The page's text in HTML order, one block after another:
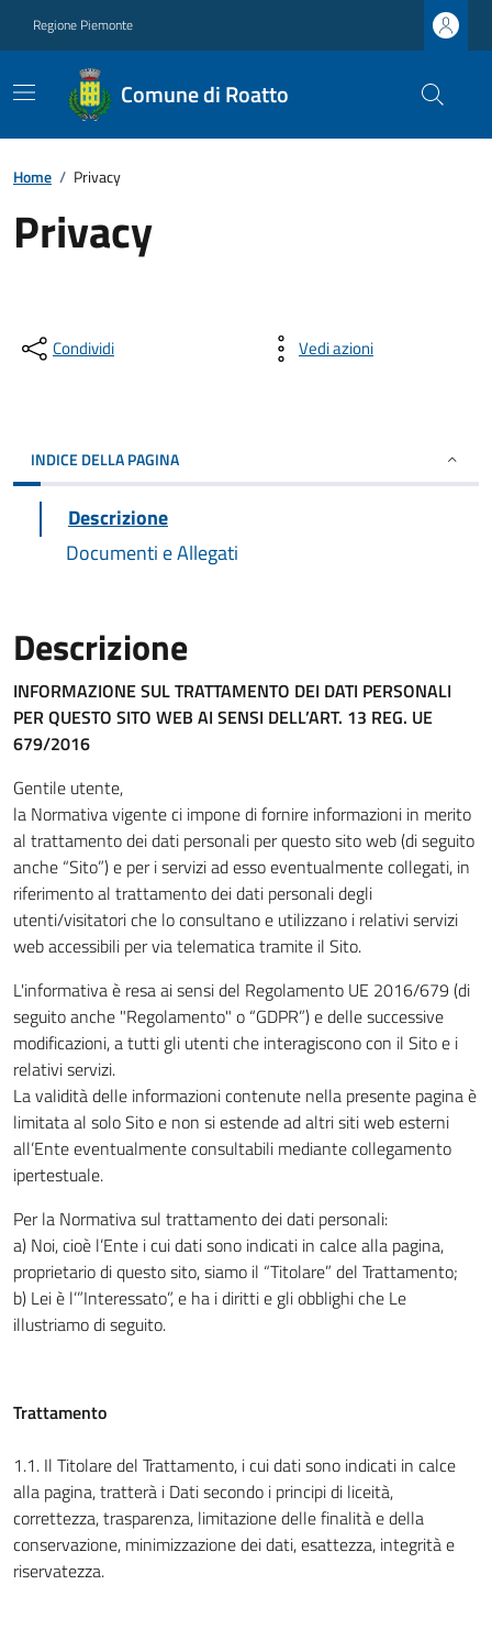
Regione Piemonte
Comune di Roatto
Home / Privacy
Privacy
Condividi Vedi azioni
INDICE DELLA PAGINA
Descrizione
Documenti e Allegati
Descrizione
INFORMAZIONE SUL TRATTAMENTO DEI DATI PERSONALI
PER QUESTO SITO WEB AI SENSI DELL’ART. 13 REG. UE
679/2016
Gentile utente,
la Normativa vigente ci impone di fornire informazioni in merito
al trattamento dei dati personali per questo sito web (di seguito
anche “Sito”) e per i servizi ad esso eventualmente collegati, in
riferimento al trattamento dei dati personali degli
utenti/visitatori che lo consultano e utilizzano i relativi servizi
web accessibili per via telematica tramite il Sito.
L'informativa è resa ai sensi del Regolamento UE 2016/679 (di
seguito anche "Regolamento" o “GDPR”) e delle successive
modificazioni, a tutti gli utenti che interagiscono con il Sito e i
relativi servizi.
La validità delle informazioni contenute nella presente pagina è
limitata al solo Sito e non si estende ad altri siti web esterni
all’Ente eventualmente consultabili mediante collegamento
ipertestuale.
Per la Normativa sul trattamento dei dati personali:
a) Noi, cioè l’Ente i cui dati sono indicati in calce alla pagina,
proprietario di questo sito, siamo il “Titolare” del Trattamento;
b) Lei è l’”Interessato”, e ha i diritti e gli obblighi che Le
illustriamo di seguito.
Trattamento
1.1. Il Titolare del Trattamento, i cui dati sono indicati in calce
alla pagina, tratterà i Dati secondo i principi di liceità,
correttezza, trasparenza, limitazione delle finalità e della
conservazione, minimizzazione dei dati, esattezza, integrità e
riservatezza.